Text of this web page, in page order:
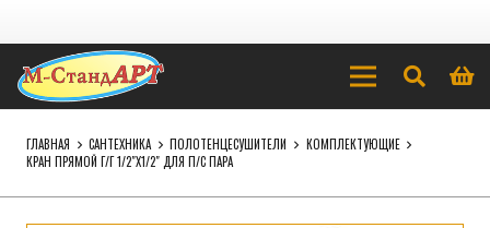
ГЛАВНАЯ САНТЕХНИКА ПОЛОТЕНЦЕСУШИТЕЛИ
КОМПЛЕКТУЮЩИЕ
КРАН ПРЯМОЙ Г/Г 1/2″Х1/2″ ДЛЯ П/С ПАРА